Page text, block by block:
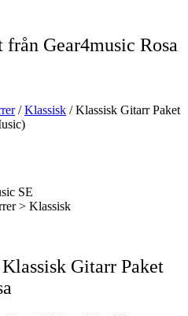
Gear4music Rosa
/Klassisk / Klassisk Gitarr Paket
SE
> Klassisk
Gitarr Paket